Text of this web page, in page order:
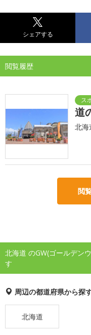
シェアする
閲覧履歴
道
北海
閲
北海道 のGW(ゴールデン
す
周辺の都道府県から探
北海道